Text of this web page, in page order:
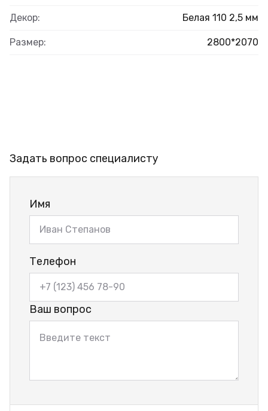
Декор: Белая 110 2,5 мм
Размер: 2800*2070
Задать вопрос специалисту
Имя
Телефон
Ваш вопрос